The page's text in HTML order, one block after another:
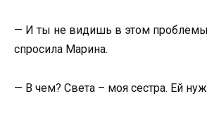
— И ты не видишь в этом
спросила Марина.
— В чем? Света – моя сестра. Ей